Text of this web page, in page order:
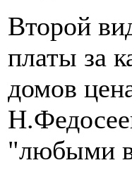
Второй
платы за
домов
"любыми